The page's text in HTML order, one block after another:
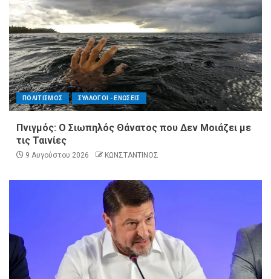
ΠΟΛΙΤΙΣΜΟΣ ΣΥΛΛΟΓΟΙ - ΕΝΩΣΕΙΣ
Πνιγμός: Ο Σιωπηλός Θάνατος που Δεν Μοιάζει με
τις Ταινίες
9 Αυγούστου 2026 ΚΩΝΣΤΑΝΤΙΝΟΣ